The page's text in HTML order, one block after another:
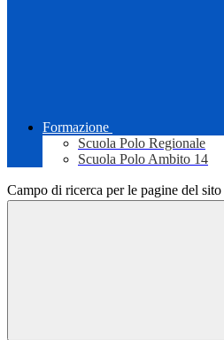
Formazione
Scuola Polo Regionale
Scuola Polo Ambito 14
Campo di ricerca per le pagine del sito